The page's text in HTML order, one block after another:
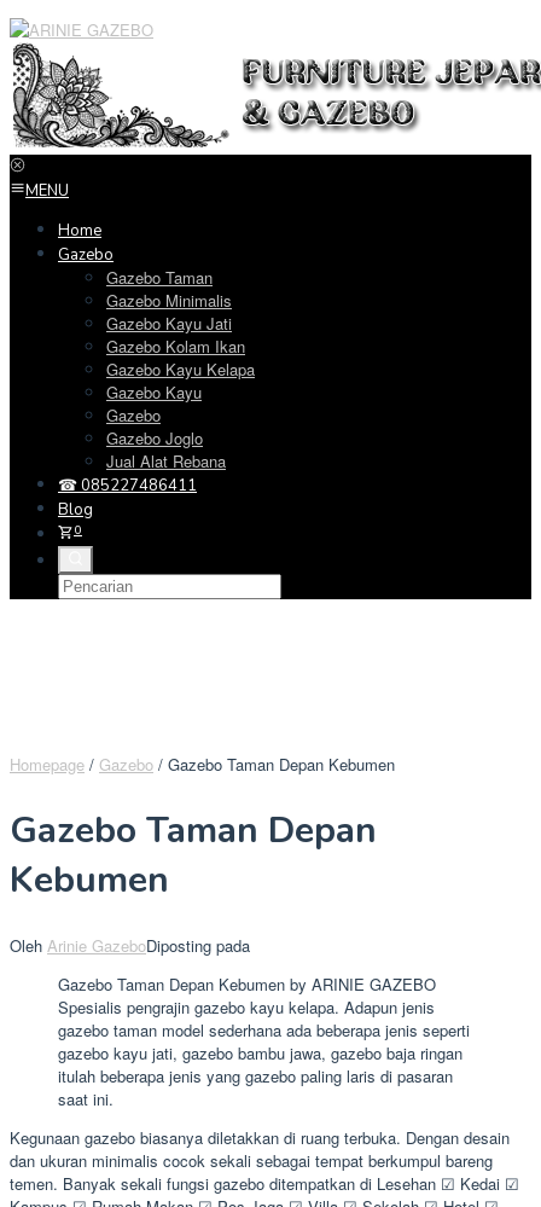
Loncat
ke
konten
MENU
Home
Gazebo
Gazebo Taman
Gazebo Minimalis
Gazebo Kayu Jati
Gazebo Kolam Ikan
Gazebo Kayu Kelapa
Gazebo Kayu
Gazebo
Gazebo Joglo
Jual Alat Rebana
☎ 085227486411
Blog
0
Homepage / Gazebo / Gazebo Taman Depan Kebumen
Gazebo Taman Depan
Kebumen
Oleh Arinie GazeboDiposting pada
Gazebo Taman Depan Kebumen by ARINIE GAZEBO
Spesialis pengrajin gazebo kayu kelapa. Adapun jenis
gazebo taman model sederhana ada beberapa jenis seperti
gazebo kayu jati, gazebo bambu jawa, gazebo baja ringan
itulah beberapa jenis yang gazebo paling laris di pasaran
saat ini.
Kegunaan gazebo biasanya diletakkan di ruang terbuka. Dengan desain
dan ukuran minimalis cocok sekali sebagai tempat berkumpul bareng
temen. Banyak sekali fungsi gazebo ditempatkan di Lesehan ☑ Kedai ☑